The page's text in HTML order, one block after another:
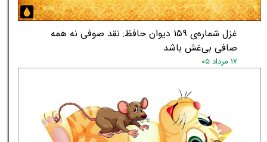
★
غزل شماره‌ی ۱۵۹ دیوان حافظ: نقد صوفی نه همه
صافی بی‌غش باشد
۱۷ مرداد ۰۵